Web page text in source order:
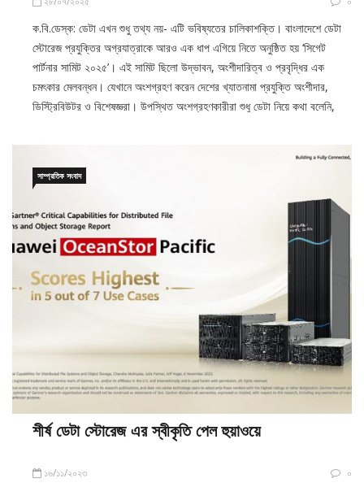
ক.বি.ডেস্ক: ডেটা এখন শুধু তথ্য নয়- এটি ভবিষ্যতের চালিকাশক্তি। বাংলাদেশে ডেটা
স্টোরেজ প্রযুক্তির অগ্রযাত্রাকে আরও এক ধাপ এগিয়ে নিতে অনুষ্ঠিত হয় ‘সিগেট
পার্টনার সামিট ২০২৫’। এই সামিট ছিলো উদ্ভাবন, অংশীদারিত্ব ও প্রবৃদ্ধির এক
চমৎকার মেলবন্ধন। যেখানে অংশগ্রহণ করেন দেশের খ্যাতনামা প্রযুক্তি অংশীদার,
ডিস্ট্রিবিউটর ও বিশেষজ্ঞরা। উপস্থিত অংশগ্রহণকারীরা শুধু ডেটা নিয়ে কথা বলেনি,
শীর্ষ ডেটা স্টোরেজ এর স্বীকৃতি পেল হুয়াওয়ে